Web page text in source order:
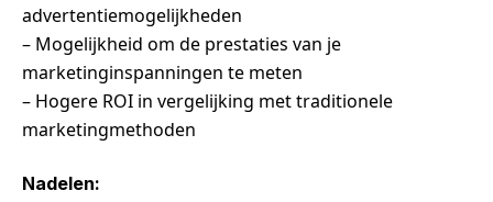
advertentiemogelijkheden
– Mogelijkheid om de prestaties van je
marketinginspanningen te meten
– Hogere ROI in vergelijking met traditionele
marketingmethoden
Nadelen: